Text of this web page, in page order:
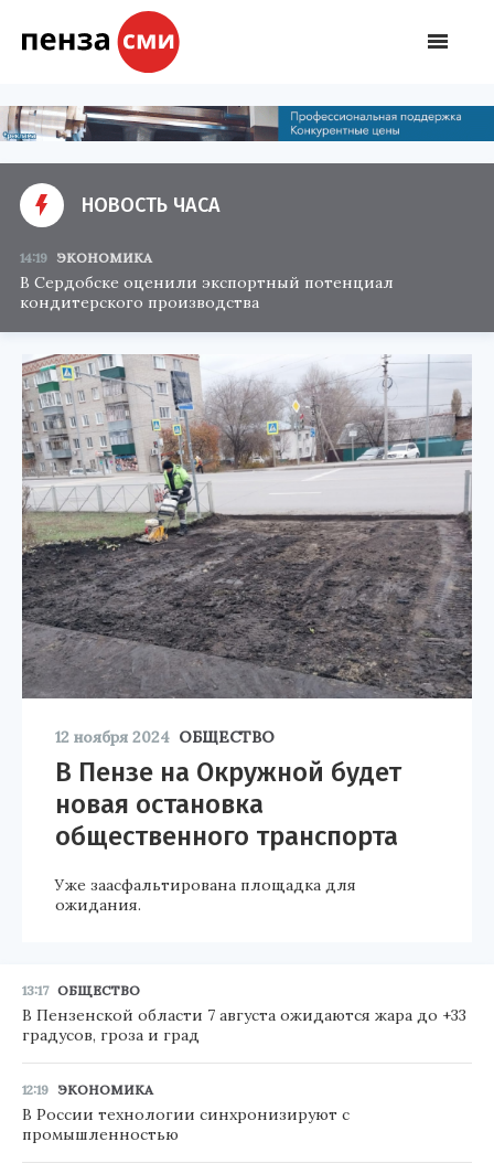
НОВОСТЬ ЧАСА
14:19 ЭКОНОМИКА
В Сердобске оценили экспортный потенциал
кондитерского производства
12 ноября 2024 ОБЩЕСТВО
В Пензе на Окружной будет
новая остановка
общественного транспорта
Уже заасфальтирована площадка для
ожидания.
13:17 ОБЩЕСТВО
В Пензенской области 7 августа ожидаются жара до +33
градусов, гроза и град
12:19 ЭКОНОМИКА
В России технологии синхронизируют с
промышленностью